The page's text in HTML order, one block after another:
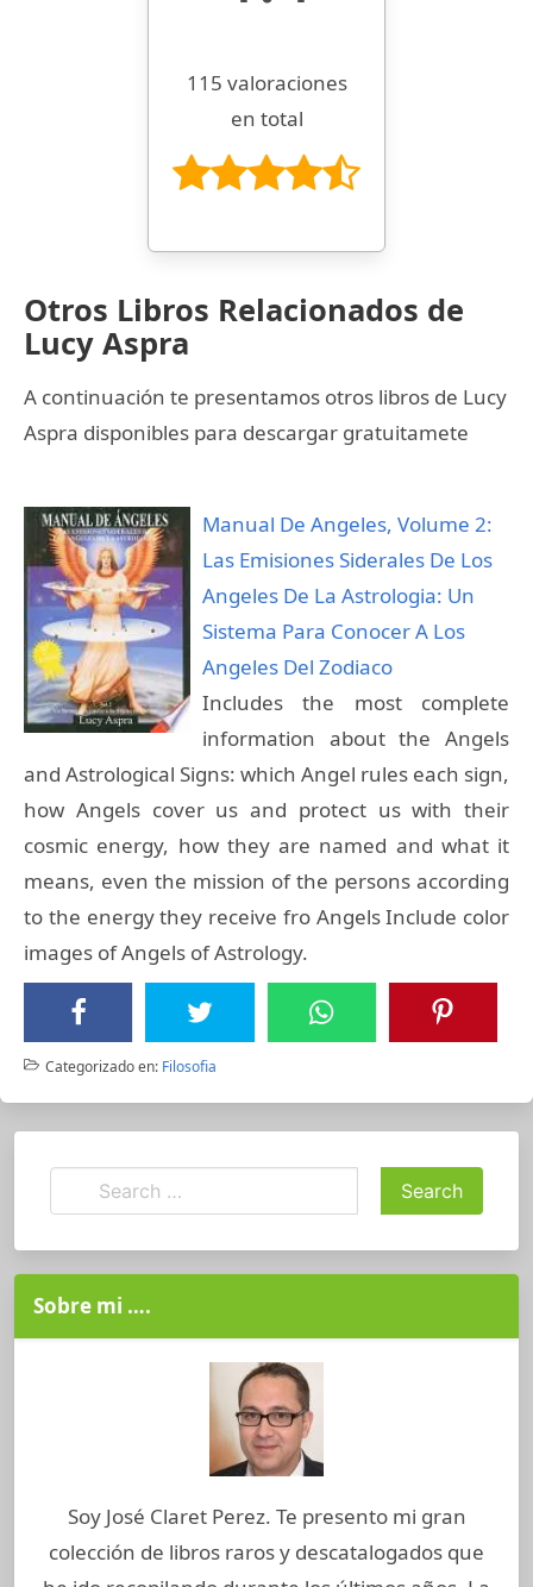
115 valoraciones
en total
Otros Libros Relacionados de
Lucy Aspra
A continuación te presentamos otros libros de Lucy
Aspra disponibles para descargar gratuitamete
Manual De Angeles, Volume 2:
Las Emisiones Siderales De Los
Angeles De La Astrologia: Un
Sistema Para Conocer A Los
Angeles Del Zodiaco
Includes the most complete
information about the Angels
and Astrological Signs: which Angel rules each sign,
how Angels cover us and protect us with their
cosmic energy, how they are named and what it
means, even the mission of the persons according
to the energy they receive fro Angels Include color
images of Angels of Astrology.
Categorizado en: Filosofia
Sobre mi ….
Soy José Claret Perez. Te presento mi gran
colección de libros raros y descatalogados que